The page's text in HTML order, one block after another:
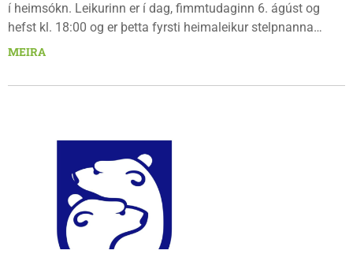
í heimsókn. Leikurinn er í dag, fimmtudaginn 6. ágúst og
hefst kl. 18:00 og er þetta fyrsti heimaleikur stelpnanna
síðan 18. júlí. Spáin fyrir leikinn er fín, lítil háttar rigning og
veðri og skella sér á völlinn.
MEIRA